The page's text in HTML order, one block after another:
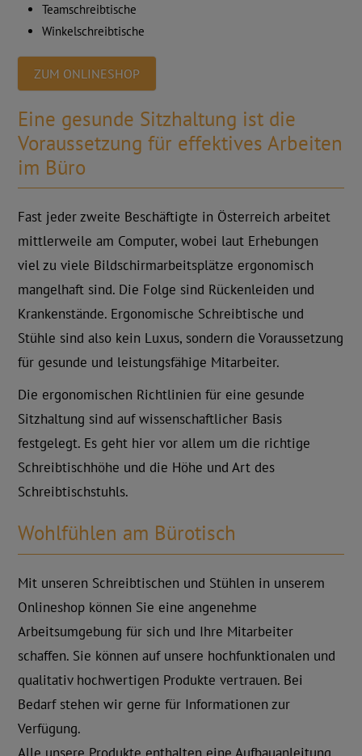
Teamschreibtische
Winkelschreibtische
ZUM ONLINESHOP
Eine gesunde Sitzhaltung ist die
Voraussetzung für effektives Arbeiten
im Büro
Fast jeder zweite Beschäftigte in Österreich arbeitet
mittlerweile am Computer, wobei laut Erhebungen
viel zu viele Bildschirmarbeitsplätze ergonomisch
mangelhaft sind. Die Folge sind Rückenleiden und
Krankenstände. Ergonomische Schreibtische und
Stühle sind also kein Luxus, sondern die Voraussetzung
für gesunde und leistungsfähige Mitarbeiter.
Die ergonomischen Richtlinien für eine gesunde
Sitzhaltung sind auf wissenschaftlicher Basis
festgelegt. Es geht hier vor allem um die richtige
Schreibtischhöhe und die Höhe und Art des
Schreibtischstuhls.
Wohlfühlen am Bürotisch
Mit unseren Schreibtischen und Stühlen in unserem
Onlineshop können Sie eine angenehme
Arbeitsumgebung für sich und Ihre Mitarbeiter
schaffen. Sie können auf unsere hochfunktionalen und
qualitativ hochwertigen Produkte vertrauen. Bei
Bedarf stehen wir gerne für Informationen zur
Verfügung.